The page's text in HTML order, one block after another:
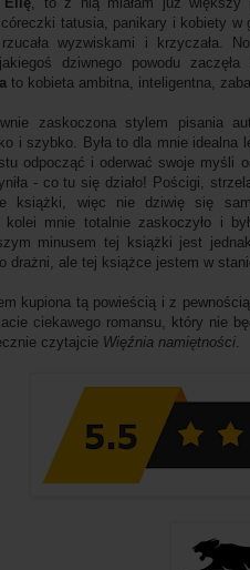
tatusia, panikary i kobiety w
wyzwiskami i krzyczała.
dziwnego powodu
to kobieta ambitna, inteligentna,
zaskoczona stylem pisania
i szybko. Była to dla mnie idealna
odpocząć i oderwać swoje myśli
- co tu się działo! Pościgi,
książki, więc nie dziwię się
kolei mnie totalnie zaskoczyło i
minusem tej książki jest
drażni, ale tej książce jestem w
kupiona tą powieścią i z
ciekawego romansu, który nie
czytajcie Więźnia namiętności